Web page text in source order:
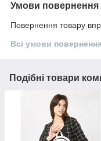
Умови повернення
Повернення товару
Всі умови повернення
Подібні товари